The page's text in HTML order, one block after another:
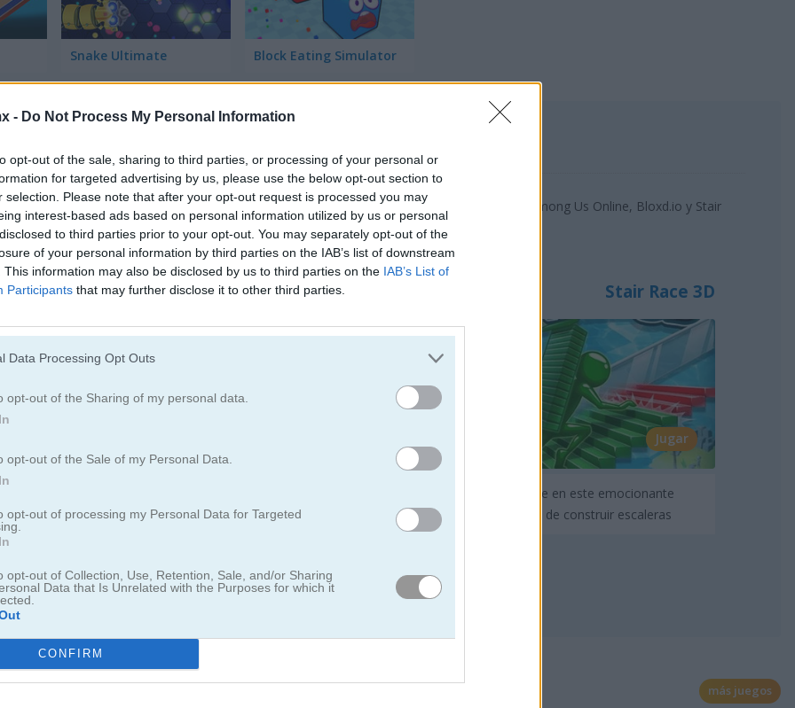
- Do Not Process My Personal Information
opt-out of the sale, sharing to third parties, or processing of your personal or
for targeted advertising by us, please use the below opt-out section to
selection. Please note that after your opt-out request is processed you may
interest-based ads based on personal information utilized by us or personal
to third parties prior to your opt-out. You may separately opt-out of the
of your personal information by third parties on the IAB’s list of downstream
This information may also be disclosed by us to third parties on the IAB’s List of
Participants that may further disclose it to other third parties.
Data Processing Opt Outs
opt-out of the Sharing of my personal data.
opt-out of the Sale of my Personal Data.
opt-out of processing my Personal Data for Targeted
opt-out of Collection, Use, Retention, Sale, and/or Sharing
Data that Is Unrelated with the Purposes for which it
CONFIRM
Snake Ultimate Block Eating Simulator
Juegos Multijugador?
son los 3 mejores de 2026. Actualmente, los Juegos Multijugador más populares son: Among Us Online, Bloxd.io y Stair
Bloxd.io
uno: construye, explora, haz
Stair Race 3D
Jugar
Compite en este emocionante
desafío de construir escaleras
más juegos